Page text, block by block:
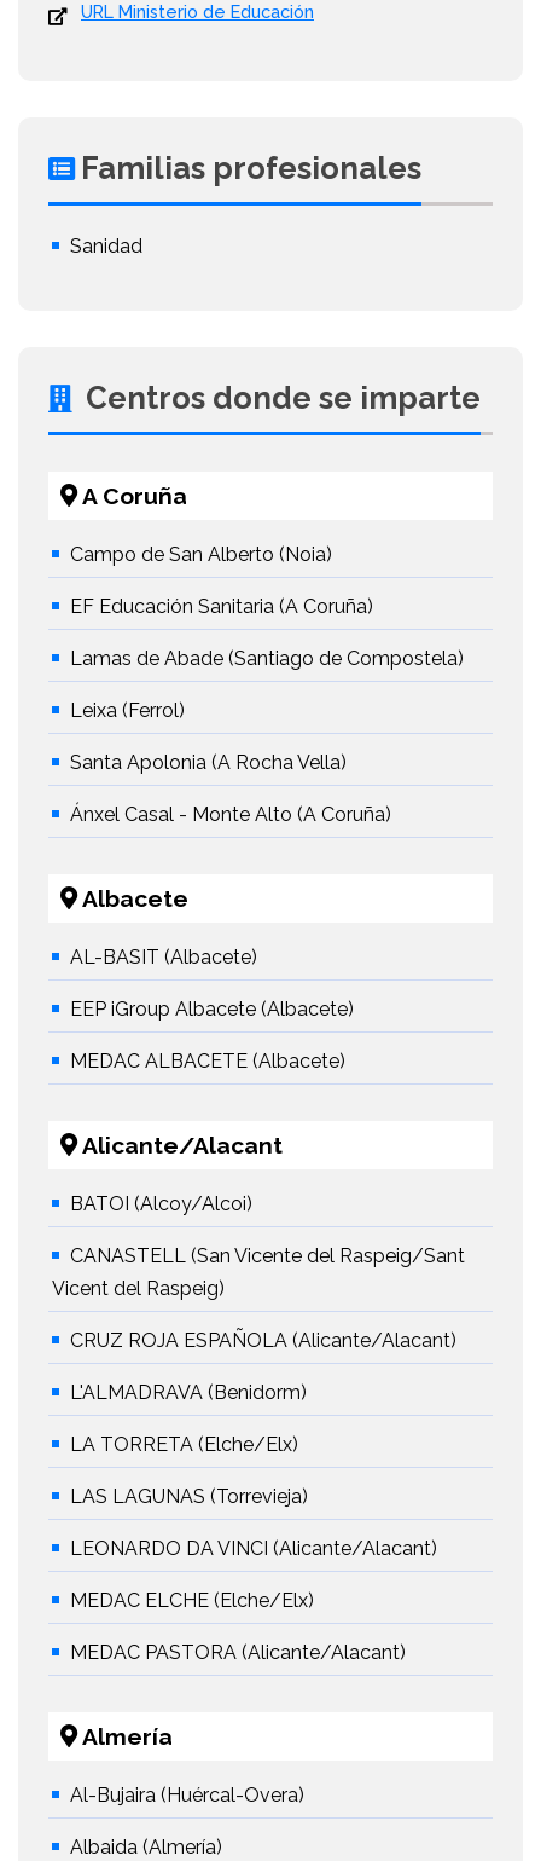
URL Ministerio de Educación
Familias profesionales
Sanidad
Centros donde se imparte
A Coruña
Campo de San Alberto (Noia)
EF Educación Sanitaria (A Coruña)
Lamas de Abade (Santiago de Compostela)
Leixa (Ferrol)
Santa Apolonia (A Rocha Vella)
Ánxel Casal - Monte Alto (A Coruña)
Albacete
AL-BASIT (Albacete)
EEP iGroup Albacete (Albacete)
MEDAC ALBACETE (Albacete)
Alicante/Alacant
BATOI (Alcoy/Alcoi)
CANASTELL (San Vicente del Raspeig/Sant
Vicent del Raspeig)
CRUZ ROJA ESPAÑOLA (Alicante/Alacant)
L'ALMADRAVA (Benidorm)
LA TORRETA (Elche/Elx)
LAS LAGUNAS (Torrevieja)
LEONARDO DA VINCI (Alicante/Alacant)
MEDAC ELCHE (Elche/Elx)
MEDAC PASTORA (Alicante/Alacant)
Almería
Al-Bujaira (Huércal-Overa)
Albaida (Almería)